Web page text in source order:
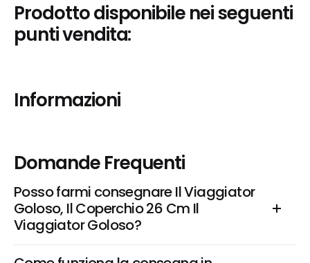
Prodotto disponibile nei seguenti
punti vendita:
Informazioni
Domande Frequenti
Posso farmi consegnare Il Viaggiator
Goloso, Il Coperchio 26 Cm Il
Viaggiator Goloso?